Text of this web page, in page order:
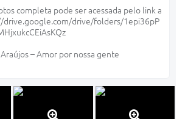
completa pode ser acessada pelo link a
drive.google.com/drive/folders/1epi36pP
– Amor por nossa gente